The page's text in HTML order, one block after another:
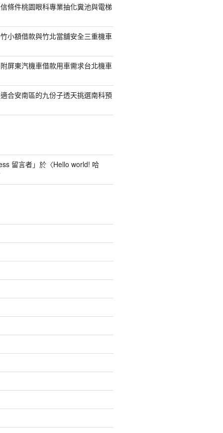
條件桃園眼科專業抽化糞池與電梯
小額借款與竹北當舖安全三重機車
屏東汽機車借款用車需求台北機車
合安南區的九份子透天挑選南科預
留言者」於〈Hello world! 哈